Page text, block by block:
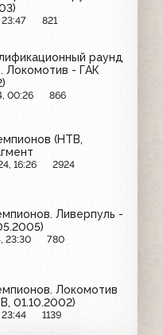
821
раунд
Локомотив - ГАК
00:26 866
(НТВ,
16:26 2924
Ливерпуль -
23:30 780
Локомотив
01.10.2002)
1139